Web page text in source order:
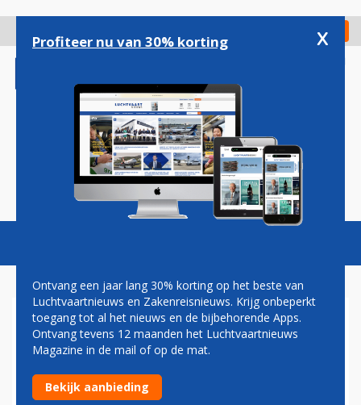
gaan
Check in
Magazine Podcasts Vacatures
VANAF VANDAAG
REMBRANDT, VAN RUISDAEL
EN JAN STEEN OP SCHIPHOL
Profiteer nu van 30% korting x
Ontvang een jaar lang 30% korting op het beste van
Luchtvaartnieuws en Zakenreisnieuws. Krijg onbeperkt
toegang tot al het nieuws en de bijbehorende Apps.
Ontvang tevens 12 maanden het Luchtvaartnieuws
Magazine in de mail of op de mat.
Bekijk aanbieding